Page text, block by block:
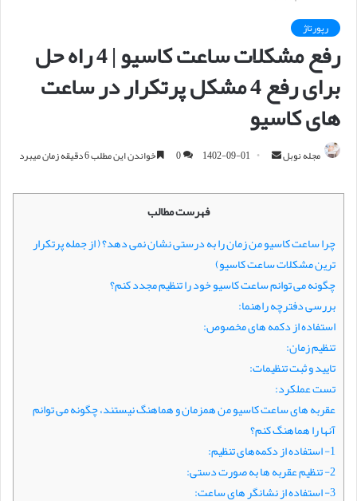
رپورتاژ
رفع مشکلات ساعت کاسیو | 4 راه حل
برای رفع 4 مشکل پرتکرار در ساعت
های کاسیو
مجله نوبل
س
ا
ی
م
ی
ل
1402-09-01
0 خواندن این مطلب 6 دقیقه زمان میبرد
فهرست مطالب
چرا ساعت کاسیو من زمان را به درستی نشان نمی‌ دهد؟ ( از جمله پرتکرار
ترین مشکلات ساعت کاسیو)
چگونه می ‌توانم ساعت کاسیو خود را تنظیم مجدد کنم؟
بررسی دفترچه راهنما:
استفاده از دکمه‌ های مخصوص:
تنظیم زمان:
تایید و ثبت تنظیمات:
تست عملکرد:
عقربه ‌های ساعت کاسیو من همزمان و هماهنگ نیستند، چگونه می ‌توانم
آنها را هماهنگ کنم؟
1- استفاده از دکمه‌های تنظیم:
2- تنظیم عقربه‌ ها به صورت دستی:
3- استفاده از نشانگر های ساعت: